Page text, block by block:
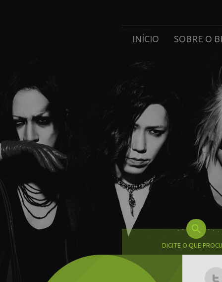
INÍCIO SOBRE O
DIGITE O QUE